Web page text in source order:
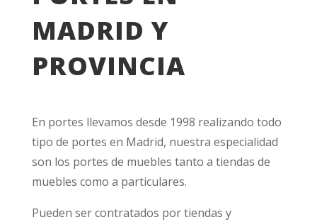
MADRID Y
PROVINCIA
En portes llevamos desde 1998 realizando todo
tipo de portes en Madrid, nuestra especialidad
son los portes de muebles tanto a tiendas de
muebles como a particulares.
Pueden ser contratados por tiendas y